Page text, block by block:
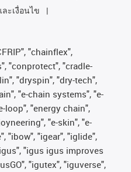
ะเงื่อนไข
"chainflex",
"conprotect", "cradle-
"dryspin", "dry-tech",
"e-chain systems", "e-
loop", "energy chain",
"e-skin", "e-
"ibow", "igear", "iglide",
"igus igus improves
"igutex", "iguverse",